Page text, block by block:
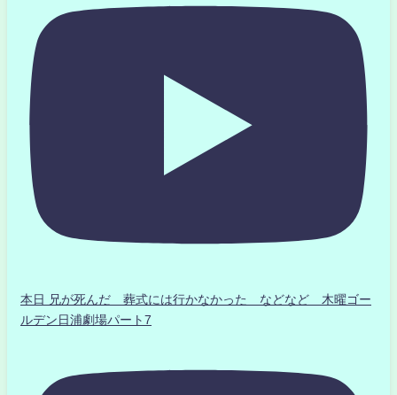
本日 兄が死んだ 葬式には行かなかった などなど 木曜ゴー
ルデン日浦劇場パート7